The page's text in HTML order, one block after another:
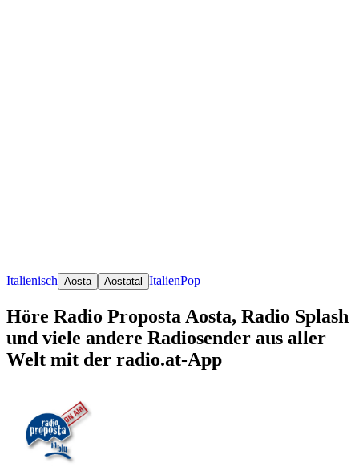
Italienisch Aosta Aostatal ItalienPop
Höre Radio Proposta Aosta, Radio Splash
und viele andere Radiosender aus aller
Welt mit der radio.at-App